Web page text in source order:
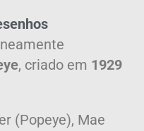
, criado em 1929
(Popeye), Mae